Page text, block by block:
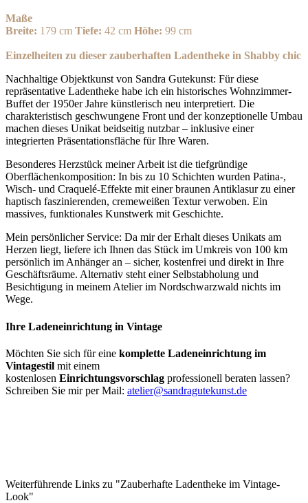
Maße
Breite: 179 cm Tiefe: 42 cm Höhe: 99 cm
Einzelheiten zu dieser zauberhaften Ladentheke in Shabby chic
Nachhaltige Objektkunst von Sandra Gutekunst: Für diese
repräsentative Ladentheke habe ich ein historisches Wohnzimmer-
Buffet der 1950er Jahre künstlerisch neu interpretiert. Die
charakteristisch geschwungene Front und der konzeptionelle Umbau
machen dieses Unikat beidseitig nutzbar – inklusive einer
integrierten Präsentationsfläche für Ihre Waren.
Besonderes Herzstück meiner Arbeit ist die tiefgründige
Oberflächenkomposition: In bis zu 10 Schichten wurden Patina-,
Wisch- und Craquelé-Effekte mit einer braunen Antiklasur zu einer
haptisch faszinierenden, cremeweißen Textur verwoben. Ein
massives, funktionales Kunstwerk mit Geschichte.
Mein persönlicher Service: Da mir der Erhalt dieses Unikats am
Herzen liegt, liefere ich Ihnen das Stück im Umkreis von 100 km
persönlich im Anhänger an – sicher, kostenfrei und direkt in Ihre
Geschäftsräume. Alternativ steht einer Selbstabholung und
Besichtigung in meinem Atelier im Nordschwarzwald nichts im
Wege.
Ihre Ladeneinrichtung in Vintage
Möchten Sie sich für eine komplette Ladeneinrichtung im
Vintagestil mit einem
kostenlosen Einrichtungsvorschlag professionell beraten lassen?
Schreiben Sie mir per Mail: atelier@sandragutekunst.de
Weiterführende Links zu "Zauberhafte Ladentheke im Vintage-
Look"